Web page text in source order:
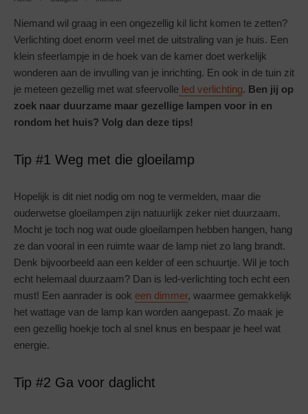
Niemand wil graag in een ongezellig kil licht komen te zetten?
Verlichting doet enorm veel met de uitstraling van je huis. Een
klein sfeerlampje in de hoek van de kamer doet werkelijk
wonderen aan de invulling van je inrichting. En ook in de tuin zit
je meteen gezellig met wat sfeervolle led verlichting. Ben jij op
zoek naar duurzame maar gezellige lampen voor in en
rondom het huis? Volg dan deze tips!
Tip #1 Weg met die gloeilamp
Hopelijk is dit niet nodig om nog te vermelden, maar die
ouderwetse gloeilampen zijn natuurlijk zeker niet duurzaam.
Mocht je toch nog wat oude gloeilampen hebben hangen, hang
ze dan vooral in een ruimte waar de lamp niet zo lang brandt.
Denk bijvoorbeeld aan een kelder of een schuurtje. Wil je toch
echt helemaal duurzaam? Dan is led-verlichting toch echt een
must! Een aanrader is ook een dimmer, waarmee gemakkelijk
het wattage van de lamp kan worden aangepast. Zo maak je
een gezellig hoekje toch al snel knus en bespaar je heel wat
energie.
Tip #2 Ga voor daglicht